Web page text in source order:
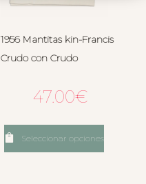
1956 Mantitas kin-Francis
Crudo con Crudo
47.00€
Seleccionar opciones